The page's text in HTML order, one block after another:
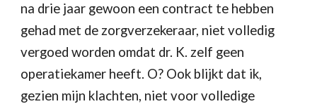
na drie jaar gewoon een contract te hebben
gehad met de zorgverzekeraar, niet volledig
vergoed worden omdat dr. K. zelf geen
operatiekamer heeft. O? Ook blijkt dat ik,
gezien mijn klachten, niet voor volledige